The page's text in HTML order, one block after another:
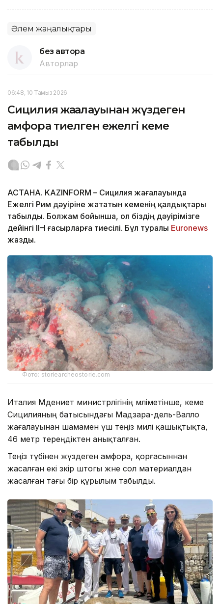
Әлем жаңалықтары
без автора
Авторлар
06:48, 10 Тамыз 2026
Сицилия жағалауынан жүздеген
амфора тиелген ежелгі кеме
табылды
АСТАНА. KAZINFORM – Сицилия жағалауында
Ежелгі Рим дәуіріне жататын кеменің қалдықтары
табылды. Болжам бойынша, ол біздің дәуірімізге
дейінгі II–I ғасырларға тиесілі. Бұл туралы Еuronews
жазды.
Фото: storiearcheostorie.com
Италия Мәдениет министрлігінің мәліметінше, кеме
Сицилияның батысындағы Мадзара-дель-Валло
жағалауынан шамамен үш теңіз милі қашықтықта,
46 метр тереңдіктен анықталған.
Теңіз түбінен жүздеген амфора, қорғасыннан
жасалған екі зәкір штогы және сол материалдан
жасалған тағы бір құрылым табылды.